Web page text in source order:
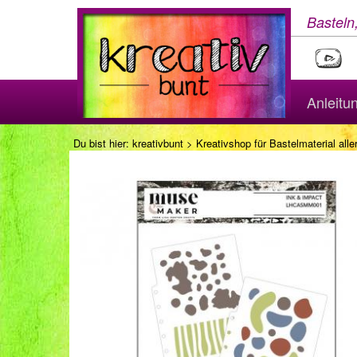
Du bist hier: kreativbunt > Kreativshop für Bastelmaterial